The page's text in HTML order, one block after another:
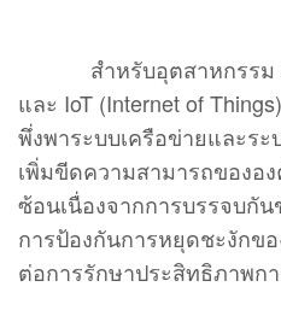
สำหรับอุตสาหกรรม
และ IoT (Internet of
พึ่งพาระบบเครือข่ายและร
เพิ่มขีดความสามารถของ
ซ้อนเนื่องจากการบรรจบกั
การป้องกันการหยุดชะงักข
ต่อการรักษาประสิทธิภาพก